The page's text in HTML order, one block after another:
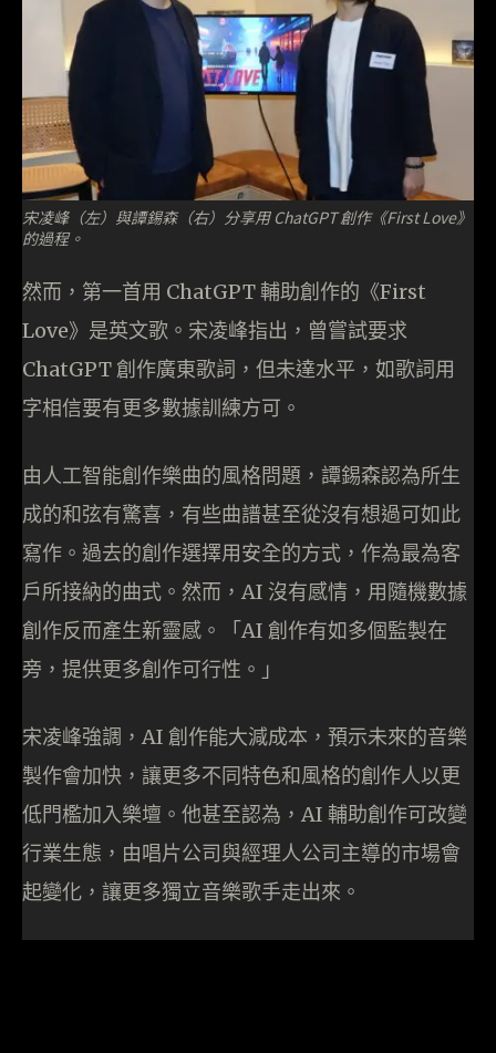
宋凌峰（左）與譚錫森（右）分享用 ChatGPT 創作《First Love》
的過程。
然而，第一首用 ChatGPT 輔助創作的《First
Love》是英文歌。宋凌峰指出，曾嘗試要求
ChatGPT 創作廣東歌詞，但未達水平，如歌詞用
字相信要有更多數據訓練方可。
由人工智能創作樂曲的風格問題，譚錫森認為所生
成的和弦有驚喜，有些曲譜甚至從沒有想過可如此
寫作。過去的創作選擇用安全的方式，作為最為客
戶所接納的曲式。然而，AI 沒有感情，用隨機數據
創作反而產生新靈感。「AI 創作有如多個監製在
旁，提供更多創作可行性。」
宋凌峰強調，AI 創作能大減成本，預示未來的音樂
製作會加快，讓更多不同特色和風格的創作人以更
低門檻加入樂壇。他甚至認為，AI 輔助創作可改變
行業生態，由唱片公司與經理人公司主導的市場會
起變化，讓更多獨立音樂歌手走出來。